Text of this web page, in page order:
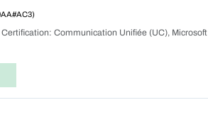
Communication Unifiée (UC), Microsoft